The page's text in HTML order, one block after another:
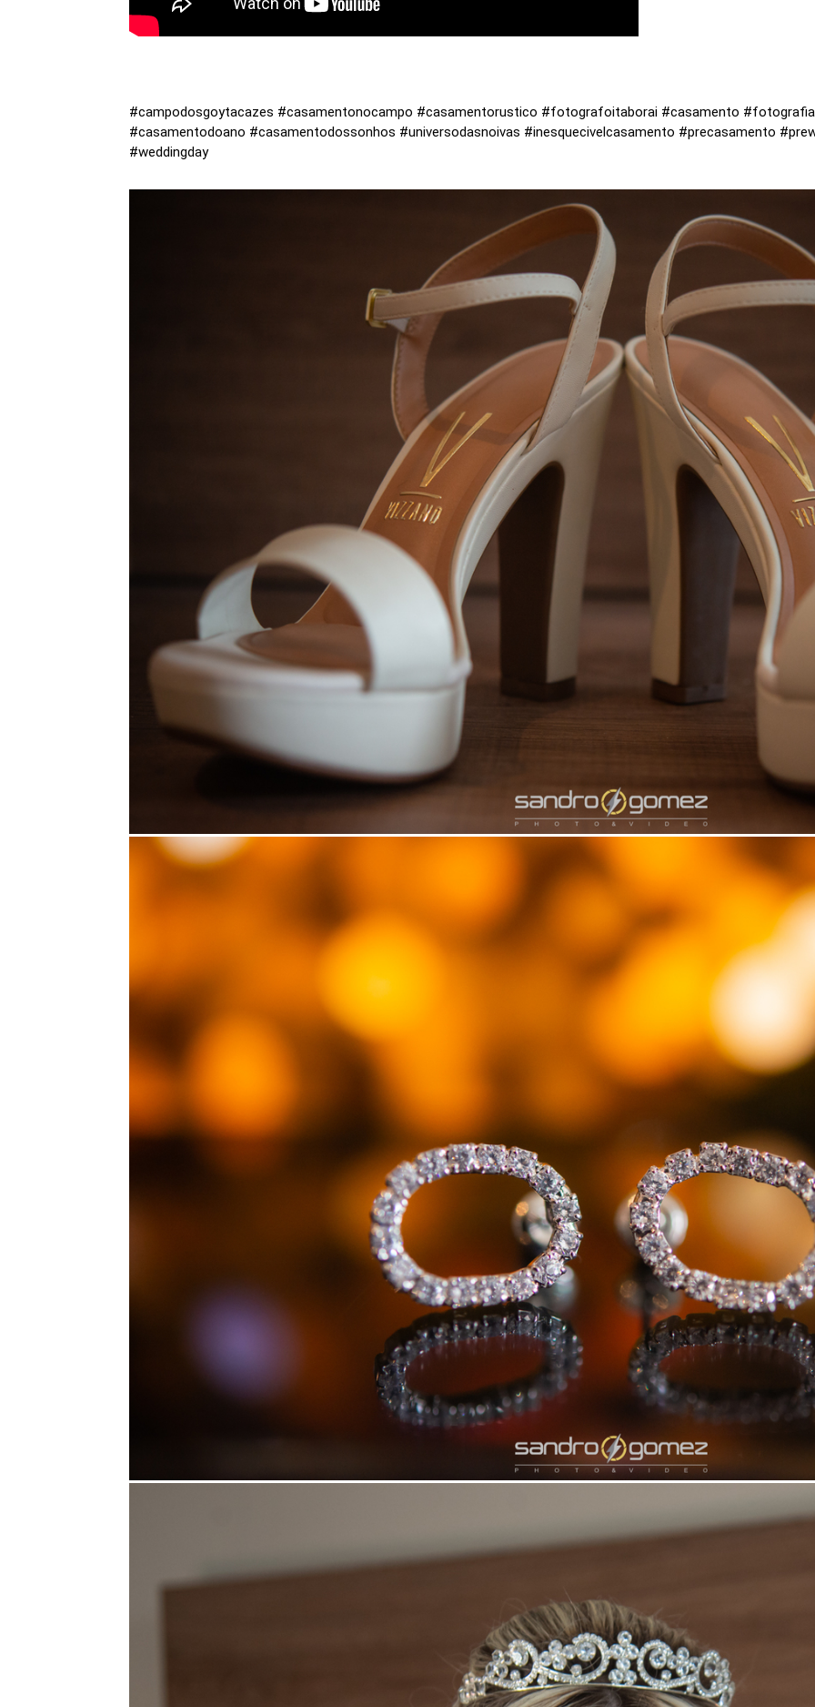
#campodosgoytacazes #casamentonocampo #casamentorustico #fotografoitaborai #casamento
#casamentodoano #casamentodossonhos #universodasnoivas #inesquecivelcasamento #precasamento
#weddingday